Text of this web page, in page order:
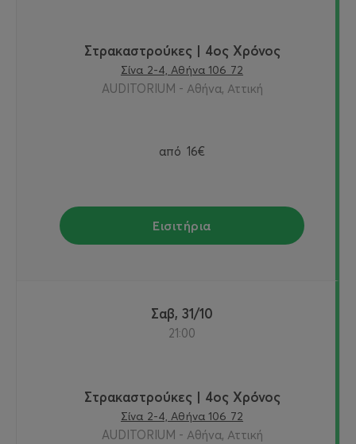
Στρακαστρούκες | 4ος Χρόνος
Σίνα 2-4, Αθήνα 106 72
AUDITORIUM - Αθήνα, Αττική
από 16€
Εισιτήρια
Σαβ, 31/10
21:00
Στρακαστρούκες | 4ος Χρόνος
Σίνα 2-4, Αθήνα 106 72
AUDITORIUM - Αθήνα, Αττική